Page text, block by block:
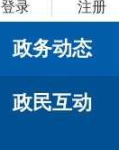
登录 注册
政务动态
政民互动